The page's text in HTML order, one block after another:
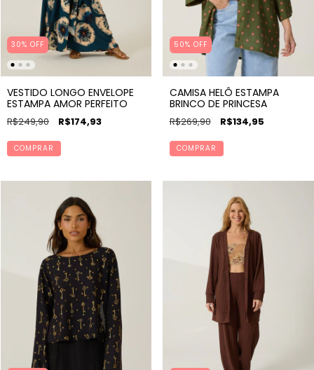
30% OFF
VESTIDO LONGO ENVELOPE
ESTAMPA AMOR PERFEITO
R$249,90 R$174,93
COMPRAR
50% OFF
CAMISA HELÔ ESTAMPA
BRINCO DE PRINCESA
R$269,90 R$134,95
COMPRAR